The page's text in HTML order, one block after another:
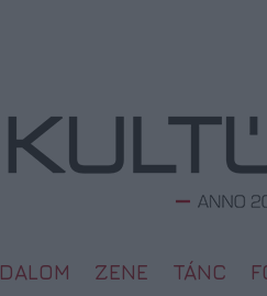
ZENE TÁNC